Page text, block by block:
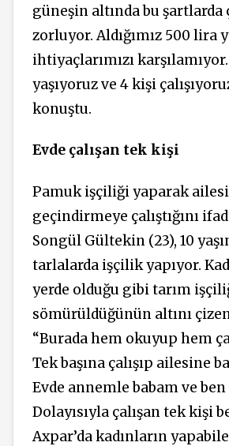
güneşin altında bu şartlarda
zorluyor. Aldığımız 500 lira
ihtiyaçlarımızı
yaşıyoruz ve 4 kişi
konuştu.
Evde çalışan tek kişi
Pamuk işçiliği yaparak
geçindirmeye çalıştığını
Songül Gültekin (23), 10
tarlalarda işçilik yapıyor.
yerde olduğu gibi tarım
sömürüldüğünün altını
“Burada hem okuyup hem
Tek başına çalışıp ailesine
Evde annemle babam ve ben
Dolayısıyla çalışan tek kişi
Axpar’da kadınların